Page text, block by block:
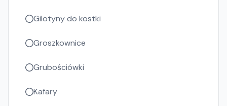
Gilotyny do kostki
Groszkownice
Grubościówki
Kafary